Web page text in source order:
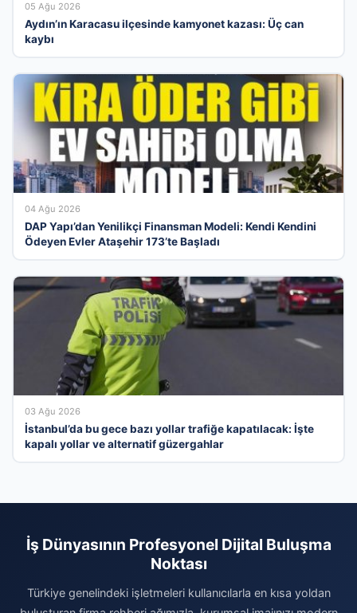
05 Ağu 2026
Aydın’ın Karacasu ilçesinde kamyonet kazası: Üç can
kaybı
04 Ağu 2026
DAP Yapı’dan Yenilikçi Finansman Modeli: Kendi Kendini
Ödeyen Evler Ataşehir 173’te Başladı
03 Ağu 2026
İstanbul’da bu gece bazı yollar trafiğe kapatılacak: İşte
kapalı yollar ve alternatif güzergahlar
İş Dünyasının Profesyonel Dijital Buluşma
Noktası
Türkiye genelindeki işletmeleri kullanıcılarla en kısa yoldan